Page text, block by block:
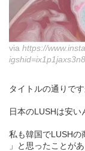
via https://
igshid=ix1p1jaxs3n8
タイトルの通りです
日本のLUSHは安い
私も韓国でLUSHの
」と思ったことが